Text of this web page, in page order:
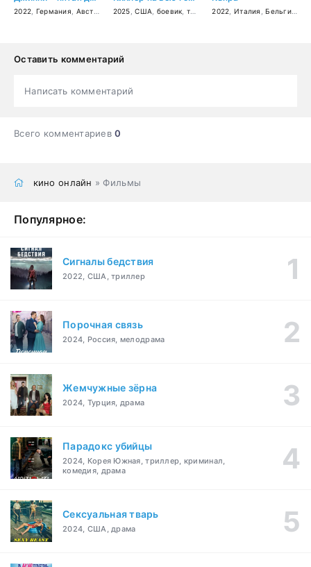
2022 Германия Австрия триллер,драма,криминал
2025 ,США боевик триллер ,комедия,криминал
2022 Италия ,Бельгия
Оставить комментарий
Написать комментарий
Всего комментариев0
кино онлайн » Фильмы
Популярное:
Сигналы бедствия
2022, США, триллер
Порочная связь
2024, Россия, мелодрама
Жемчужные зёрна
2024, Турция, драма
Парадокс убийцы
2024, Корея Южная, триллер, криминал,
комедия, драма
Сексуальная тварь
2024, США, драма